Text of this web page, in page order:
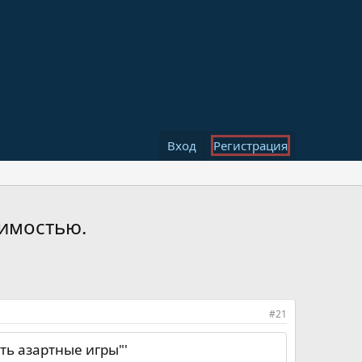
Вход Регистрация
#21
азартные игры"'